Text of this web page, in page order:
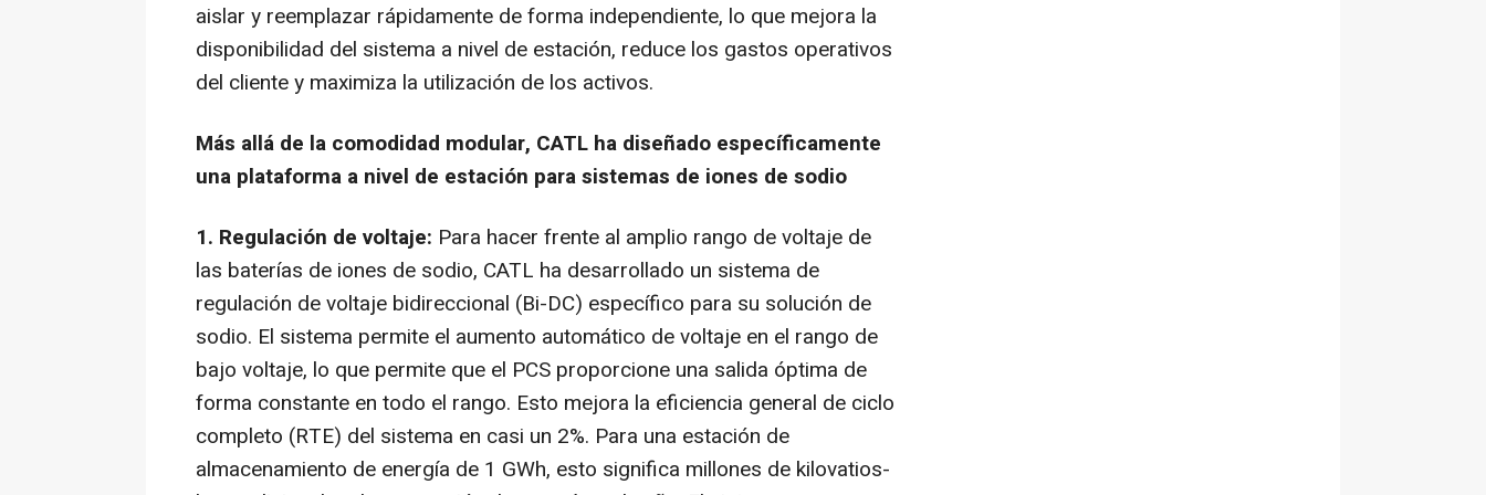
aislar y reemplazar rápidamente de forma independiente, lo que mejora la
disponibilidad del sistema a nivel de estación, reduce los gastos operativos
del cliente y maximiza la utilización de los activos.
Más allá de la comodidad modular, CATL ha diseñado específicamente
una plataforma a nivel de estación para sistemas de iones de sodio
1. Regulación de voltaje: Para hacer frente al amplio rango de voltaje de
las baterías de iones de sodio, CATL ha desarrollado un sistema de
regulación de voltaje bidireccional (Bi-DC) específico para su solución de
sodio. El sistema permite el aumento automático de voltaje en el rango de
bajo voltaje, lo que permite que el PCS proporcione una salida óptima de
forma constante en todo el rango. Esto mejora la eficiencia general de ciclo
completo (RTE) del sistema en casi un 2%. Para una estación de
almacenamiento de energía de 1 GWh, esto significa millones de kilovatios-